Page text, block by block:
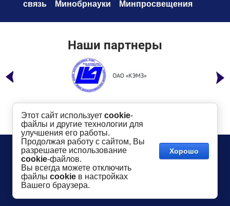
связь
Минобрнауки Минпросвещения
Наши партнеры
Телефон:8 (49232) 6-96-00
Адрес: г. Ковров, ул. Маяковского, 19
Показать на карте
©2016- 2026КГТУ им. В.А. Дегтярева
Использование материалов сайта разрешается
Сайт создан в:
megagroup.ru
Этот сайт использует cookie-
файлы и другие технологии для
улучшения его работы.
Продолжая работу с сайтом, Вы
разрешаете использование
cookie-файлов.
Вы всегда можете отключить
файлы cookie в настройках
Вашего браузера.
Хорошо